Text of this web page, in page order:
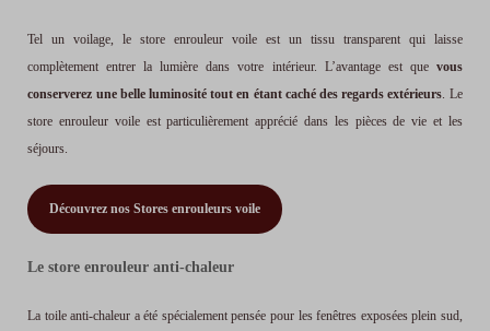
Tel un voilage, le store enrouleur voile est un tissu transparent qui laisse
complètement entrer la lumière dans votre intérieur. L’avantage est que vous
conserverez une belle luminosité tout en étant caché des regards extérieurs . Le
store enrouleur voile est particulièrement apprécié dans les pièces de vie et les
séjours.
Découvrez nos Stores enrouleurs voile
Le store enrouleur anti-chaleur
La toile anti-chaleur a été spécialement pensée pour les fenêtres exposées plein sud,